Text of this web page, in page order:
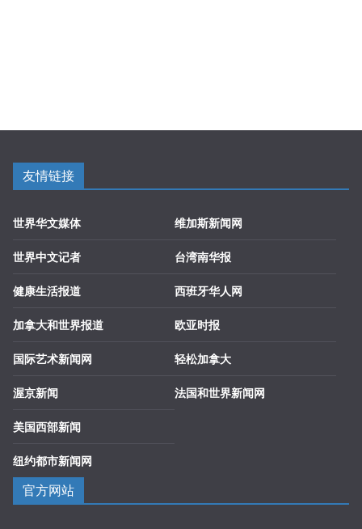
友情链接
世界华文媒体
世界中文记者
健康生活报道
加拿大和世界报道
国际艺术新闻网
渥京新闻
美国西部新闻
纽约都市新闻网
维加斯新闻网
台湾南华报
西班牙华人网
欧亚时报
轻松加拿大
法国和世界新闻网
官方网站